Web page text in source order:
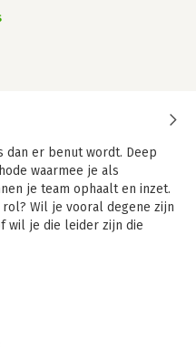
dan er benut wordt. Deep
waarmee je als
je team ophaalt en inzet.
Wil je vooral degene zijn
wil je die leider zijn die
Democracy-methode:
CoResolve-tools en -